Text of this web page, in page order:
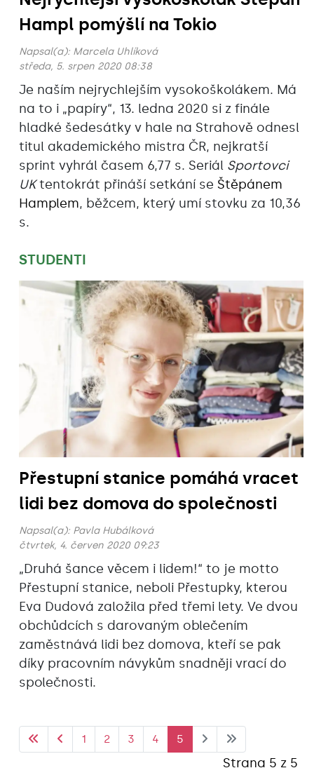
Hampl pomýšlí na Tokio
Napsal(a): Marcela Uhlíková
středa, 5. srpen 2020 08:38
Je naším nejrychlejším vysokoškolákem. Má
na to i „papíry“, 13. ledna 2020 si z finále
hladké šedesátky v hale na Strahově odnesl
titul akademického mistra ČR, nejkratší
sprint vyhrál časem 6,77 s. Seriál Sportovci
UKtentokrát přináší setkání se Štěpánem
Hamplem, běžcem, který umí stovku za 10,36
s.
STUDENTI
Přestupní stanice pomáhá vracet
lidi bez domova do společnosti
Napsal(a): Pavla Hubálková
čtvrtek, 4. červen 2020 09:23
„Druhá šance věcem i lidem!“ to je motto
Přestupní stanice, neboli Přestupky, kterou
Eva Dudová založila před třemi lety. Ve dvou
obchůdcích s darovaným oblečením
zaměstnává lidi bez domova, kteří se pak
díky pracovním návykům snadněji vrací do
společnosti.
Strana 5 z 5
1 2 3 4 5